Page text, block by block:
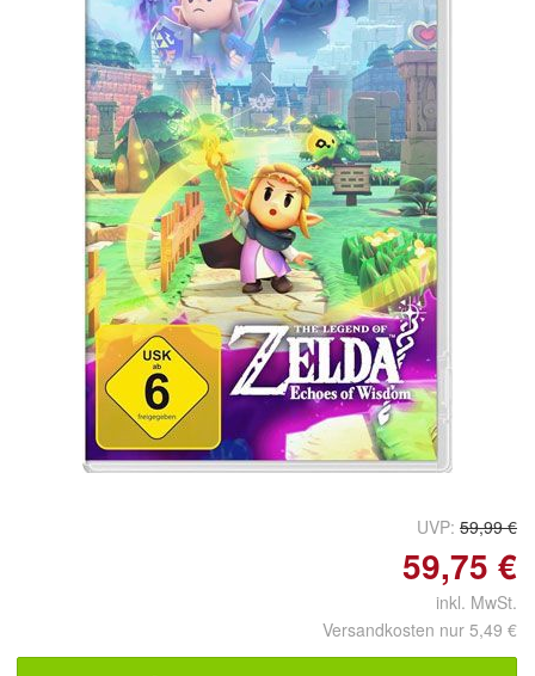
UVP: 59,99 €
59,75 €
inkl. MwSt.
Versandkosten nur 5,49 €